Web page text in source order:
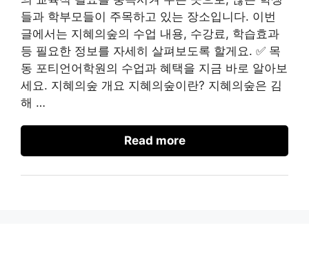
들과 학부모들이 주목하고 있는 장소입니다. 이번
글에서는 지혜의숲의 수업 내용, 수강료, 학습효과
등 필요한 정보를 자세히 살펴보도록 할게요. ✅ 목
동 포티언어학원의 수업과 혜택을 지금 바로 알아보
세요. 지혜의숲 개요 지혜의숲이란? 지혜의숲은 김
해 …
Read more